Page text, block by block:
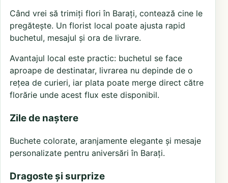
Când vrei să trimiți flori în Barați, contează cine le
pregătește. Un florist local poate ajusta rapid
buchetul, mesajul și ora de livrare.
Avantajul local este practic: buchetul se face
aproape de destinatar, livrarea nu depinde de o
rețea de curieri, iar plata poate merge direct către
florărie unde acest flux este disponibil.
Zile de naștere
Buchete colorate, aranjamente elegante și mesaje
personalizate pentru aniversări în Barați.
Dragoste și surprize